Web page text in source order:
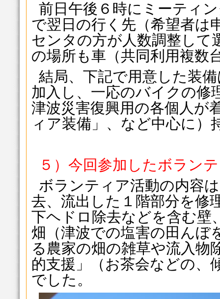
前日午後６時にミーティ
で翌日の行く先（希望者
センタの方が人数調整して
の場所も車（共同利用複数
結局、下記で用意した装
加入し、一応のバイクの修
津波災害復興用の各個人が
ィア装備」、など中心に）
５）今回参加したボラン
ボランティア活動の内容
去、流出した１階部分を修
下ヘドロ除去などを含む壁
畑（津波での塩害の田んぼ
る農家の畑の雑草や流入物
的支援」（お茶会などの、
でした。